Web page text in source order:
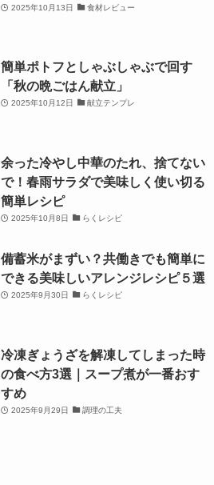
2025年10月13日 食材レビュー
簡単ポトフとしゃぶしゃぶで回す
「秋の晩ごはん献立」
2025年10月12日 献立テンプレ
余った冷やし中華のたれ、捨てない
で！春雨サラダで美味しく使い切る
簡単レシピ
2025年10月8日 らくレシピ
備蓄米がまずい？共働きでも簡単に
できる美味しいアレンジレシピ５選
2025年9月30日 らくレシピ
冷凍ぎょうざを解凍してしまった時
の食べ方3選｜スープ煮が一番おす
すめ
2025年9月29日 調理の工夫